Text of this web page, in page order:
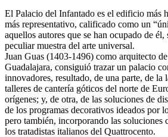
El Palacio del Infantado es el edificio más
más representativo, calificado como un
aquellos autores que se han ocupado de
peculiar muestra del arte universal.
Juan Guas (1403-1496) como arquitecto
Guadalajara, consiguió trazar un palacio
innovadores, resultado, de una parte, de la
talleres de cantería góticos del norte de
orígenes; y, de otra, de las soluciones de
de los programas decorativos ideados por
pero también, incorporando las soluciones
los tratadistas italianos del Quattrocento.